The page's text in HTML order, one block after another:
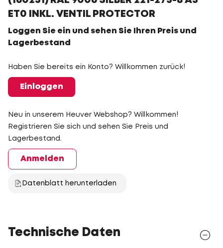
ET0 INKL. VENTIL PROTECTOR
Loggen Sie ein und sehen Sie Ihren Preis und
Lagerbestand
Haben Sie bereits ein Konto? Willkommen zurück!
Einloggen
Neu in unserem Heuver Webshop? Willkommen!
Registrieren Sie sich und sehen Sie Preis und
Lagerbestand.
Anmelden
Datenblatt herunterladen
Technische Daten